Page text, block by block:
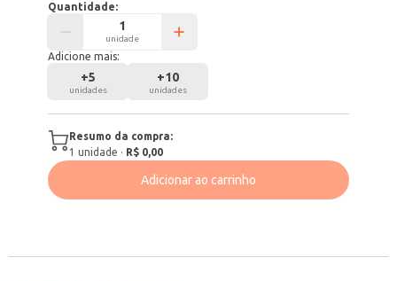
Quantidade:
unidade
Adicione mais:
+5
unidades
+10
unidades
Resumo da compra:
1 unidade · R$ 0,00
Adicionar ao carrinho